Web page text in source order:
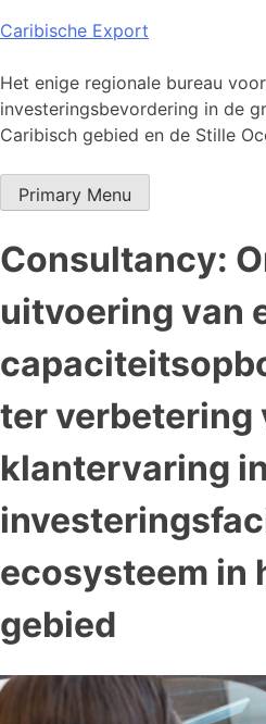
Skip
content
Caribische Export
Het enige regionale bureau
investeringsbevordering in de
Caribisch gebied en de Stille
Primary Menu
Consultancy:
uitvoering van
ter verbetering
klantervaring
ecosysteem in
gebied